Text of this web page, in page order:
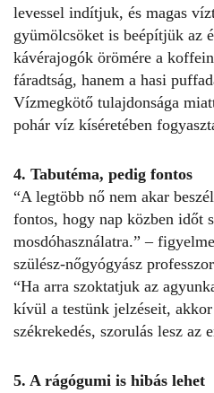
levessel indítjuk, és magas
gyümölcsöket is beépítjük az
kávérajogók örömére a
fáradtság, hanem a hasi
Vízmegkötő tulajdonsága
pohár víz kíséretében
4. Tabutéma, pedig fontos
“A legtöbb nő nem akar
fontos, hogy nap közben időt
mosdóhasználatra.” –
szülész-nőgyógyász
“Ha arra szoktatjuk az
kívül a testünk jelzéseit,
székrekedés, szorulás lesz az
5. A rágógumi is hibás lehet